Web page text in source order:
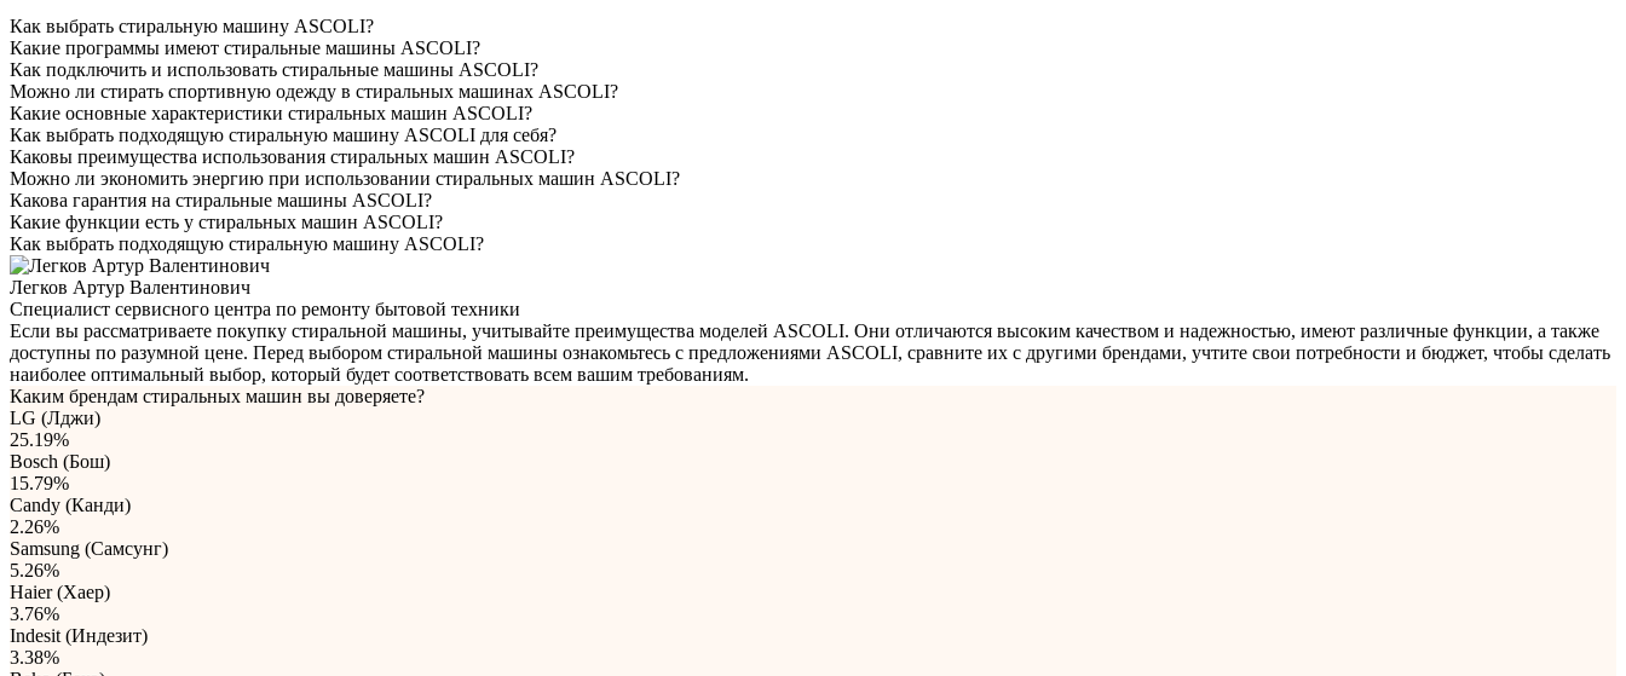
Как выбрать стиральную машину ASCOLI?
Какие программы имеют стиральные машины ASCOLI?
Как подключить и использовать стиральные машины ASCOLI?
Можно ли стирать спортивную одежду в стиральных машинах ASCOLI?
Какие основные характеристики стиральных машин ASCOLI?
Как выбрать подходящую стиральную машину ASCOLI для себя?
Каковы преимущества использования стиральных машин ASCOLI?
Можно ли экономить энергию при использовании стиральных машин ASCOLI?
Какова гарантия на стиральные машины ASCOLI?
Какие функции есть у стиральных машин ASCOLI?
Как выбрать подходящую стиральную машину ASCOLI?
Легков Артур Валентинович
Специалист сервисного центра по ремонту бытовой техники
Если вы рассматриваете покупку стиральной машины, учитывайте преимущества моделей ASCOLI. Они отличаются высоким качеством и надежностью, имеют различные функции, а также
доступны по разумной цене. Перед выбором стиральной машины ознакомьтесь с предложениями ASCOLI, сравните их с другими брендами, учтите свои потребности и бюджет, чтобы сделать
наиболее оптимальный выбор, который будет соответствовать всем вашим требованиям.
Каким брендам стиральных машин вы доверяете?
LG (Лджи)
25.19%
Bosch (Бош)
15.79%
Candy (Канди)
2.26%
Samsung (Самсунг)
5.26%
Haier (Хаер)
3.76%
Indesit (Индезит)
3.38%